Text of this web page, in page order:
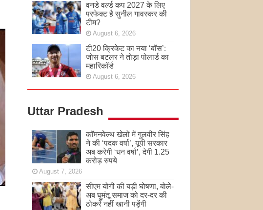
वनडे वर्ल्ड कप 2027 के लिए
परफेक्ट है सुनील गावस्कर की
टीम?
August 6, 2026
टी20 क्रिकेट का नया ‘बॉस’:
जोस बटलर ने तोड़ा पोलार्ड का
महारिकॉर्ड
August 6, 2026
Uttar Pradesh
कॉमनवेल्थ खेलों में गुलवीर सिंह
ने की ‘पदक वर्षा’, यूपी सरकार
अब करेगी ‘धन वर्षा’, देगी 1.25
करोड़ रुपये
August 7, 2026
सीएम योगी की बड़ी घोषणा, बोले-
अब घुमंतू समाज को दर-दर की
ठोकरें नहीं खानी पड़ेंगी